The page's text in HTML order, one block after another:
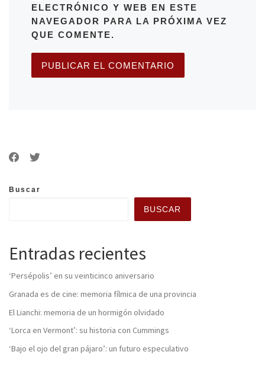
ELECTRÓNICO Y WEB EN ESTE
NAVEGADOR PARA LA PRÓXIMA VEZ
QUE COMENTE.
Buscar
BUSCAR
Entradas recientes
‘Persépolis’ en su veinticinco aniversario
Granada es de cine: memoria fílmica de una provincia
El Lianchi: memoria de un hormigón olvidado
‘Lorca en Vermont’: su historia con Cummings
‘Bajo el ojo del gran pájaro’: un futuro especulativo